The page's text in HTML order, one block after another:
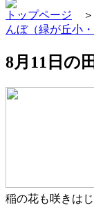
トップページ
んぼ（緑が丘小・
8月11日の
稲の花も咲きはじ